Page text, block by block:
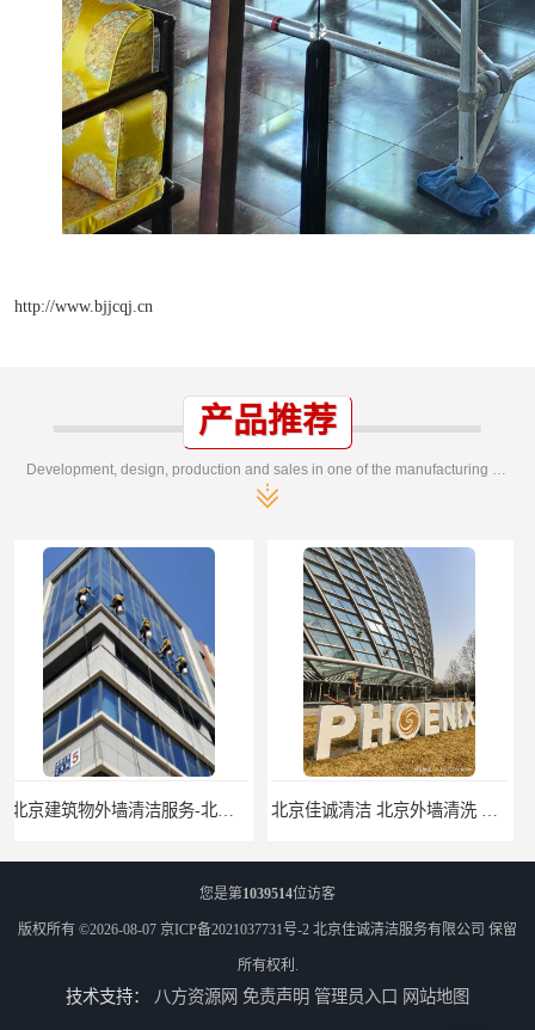
http://www.bjjcqj.cn
产品推荐
您是第1039514位访客
版权所有 ©2026-08-07 京ICP备2021037731号-2 北京佳诚清洁服务有限公司 保留
所有权利.
技术支持： 八方资源网 免责声明 管理员入口 网站地图